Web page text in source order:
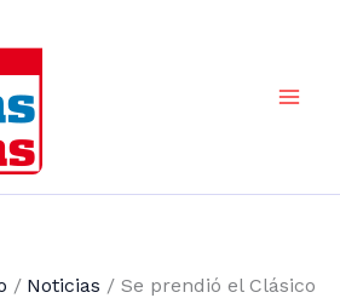
Noticias Se prendió el Clásico